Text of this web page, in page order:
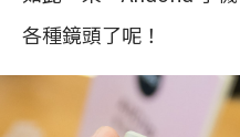
各種鏡頭了呢！